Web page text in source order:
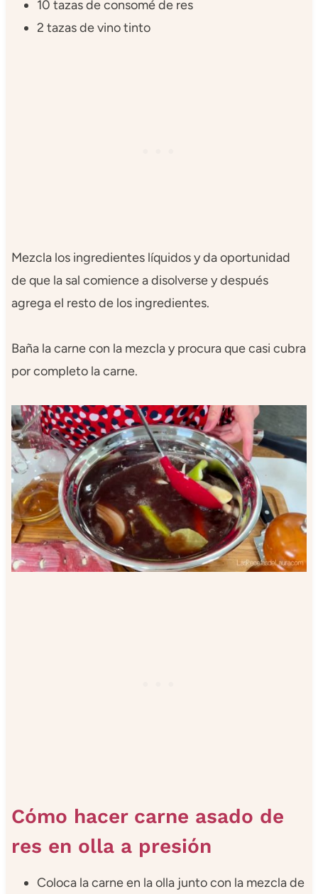
10 tazas de consomé de res
2 tazas de vino tinto
Mezcla los ingredientes líquidos y da oportunidad
de que la sal comience a disolverse y después
agrega el resto de los ingredientes.
Baña la carne con la mezcla y procura que casi cubra
por completo la carne.
Cómo hacer carne asado de
res en olla a presión
Coloca la carne en la olla junto con la mezcla de